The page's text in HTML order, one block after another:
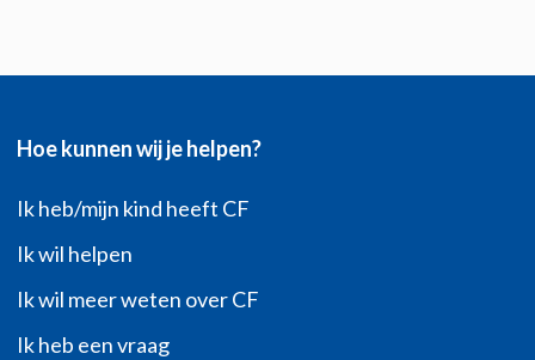
Hoe kunnen wij je helpen?
Ik heb/mijn kind heeft CF
Ik wil helpen
Ik wil meer weten over CF
Ik heb een vraag